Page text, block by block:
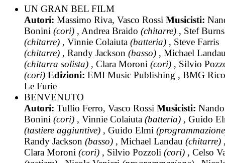
UN GRAN BEL FILM
Autori: Massimo Riva, Vasco Rossi Musicisti:
Bonini (cori) , Andrea Braido (chitarre) , Stef Burns
(chitarre) , Vinnie Colaiuta (batteria) , Steve Farris
(chitarre) , Randy Jackson (basso) , Michael
(chitarra solista) , Clara Moroni (cori) , Silvio
(cori) Edizioni: EMI Music Publishing , BMG
Le Furie
BENVENUTO
Autori: Tullio Ferro, Vasco Rossi Musicisti: Nando
Bonini (cori) , Vinnie Colaiuta (batteria) , Guido
(tastiere aggiuntive) , Guido Elmi
Randy Jackson (basso) , Michael Landau (chitarre)
Clara Moroni (cori) , Silvio Pozzoli (cori) , Celso